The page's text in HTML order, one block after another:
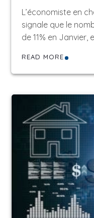
L’économiste en
signale que le
de 11% en Janvier,
READ MORE